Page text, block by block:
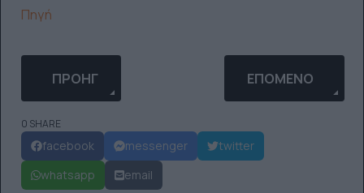
Πηγή
ΠΡΟΗΓΟΎΜΕΝΟ ΆΡΘΡΟ: 8 ΜΑΡΤΊΟΥ:ΓΥΝΑΊΚΕΣ
ΠΡΟΗΓ ΕΠΌΜΕΝΟ
ΕΠΌΜΕΝΟ
0 SHARE
facebook messenger
twitter
whatsapp
email